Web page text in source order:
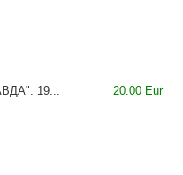
19...
20.00 Eur